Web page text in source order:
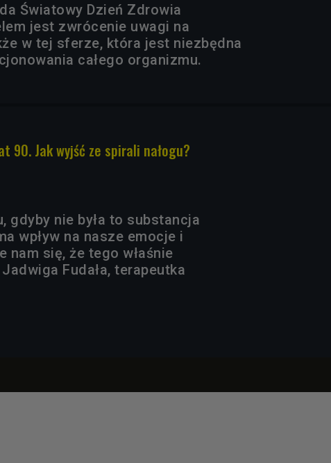
Światowy Dzień Zdrowia
jest zwrócenie uwagi na
w tej sferze, która jest niezbędna
całego organizmu.
Jak wyjść ze spirali nałogu?
gdyby nie była to substancja
wpływ na nasze emocje i
nam się, że tego właśnie
Fudała, terapeutka